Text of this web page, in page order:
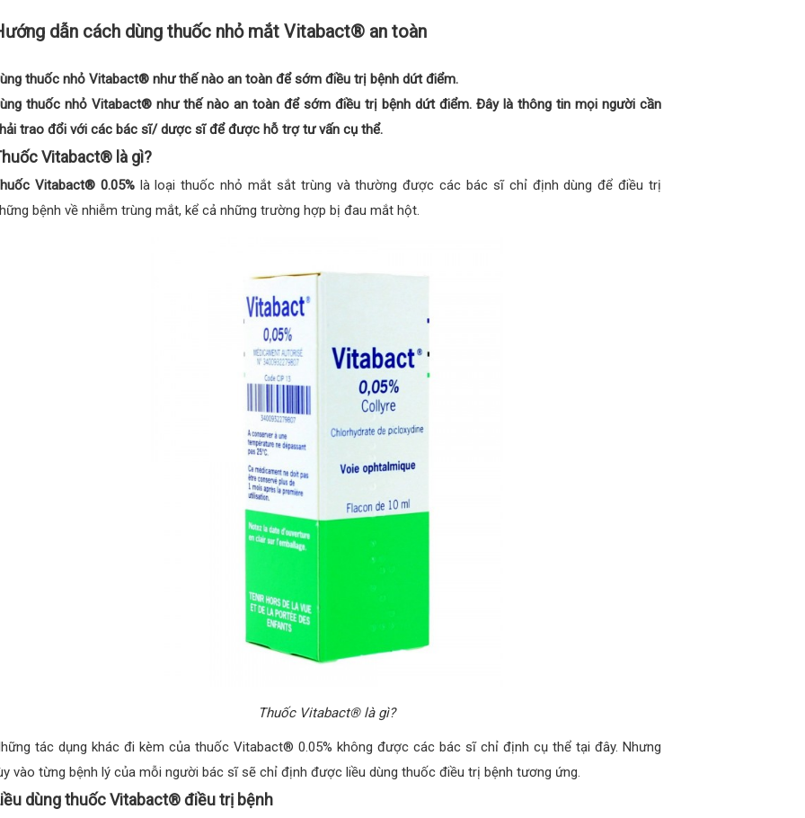
dẫn cách dùng thuốc nhỏ mắt Vitabact® an toàn
thuốc nhỏ Vitabact® như thế nào an toàn để sớm điều trị bệnh dứt điểm.
thuốc nhỏ Vitabact® như thế nào an toàn để sớm điều trị bệnh dứt điểm. Đây là thông tin mọi người cần
trao đổi với các bác sĩ/ dược sĩ để được hỗ trợ tư vấn cụ thể.
Vitabact® là gì?
Vitabact® 0.05%là loại thuốc nhỏ mắt sắt trùng và thường được các bác sĩ chỉ định dùng để điều trị
bệnh về nhiễm trùng mắt, kể cả những trường hợp bị đau mắt hột.
Thuốc Vitabact® là gì?
tác dụng khác đi kèm của thuốc Vitabact® 0.05% không được các bác sĩ chỉ định cụ thể tại đây. Nhưng
vào từng bệnh lý của mỗi người bác sĩ sẽ chỉ định được liều dùng thuốc điều trị bệnh tương ứng.
dùng thuốc Vitabact® điều trị bệnh